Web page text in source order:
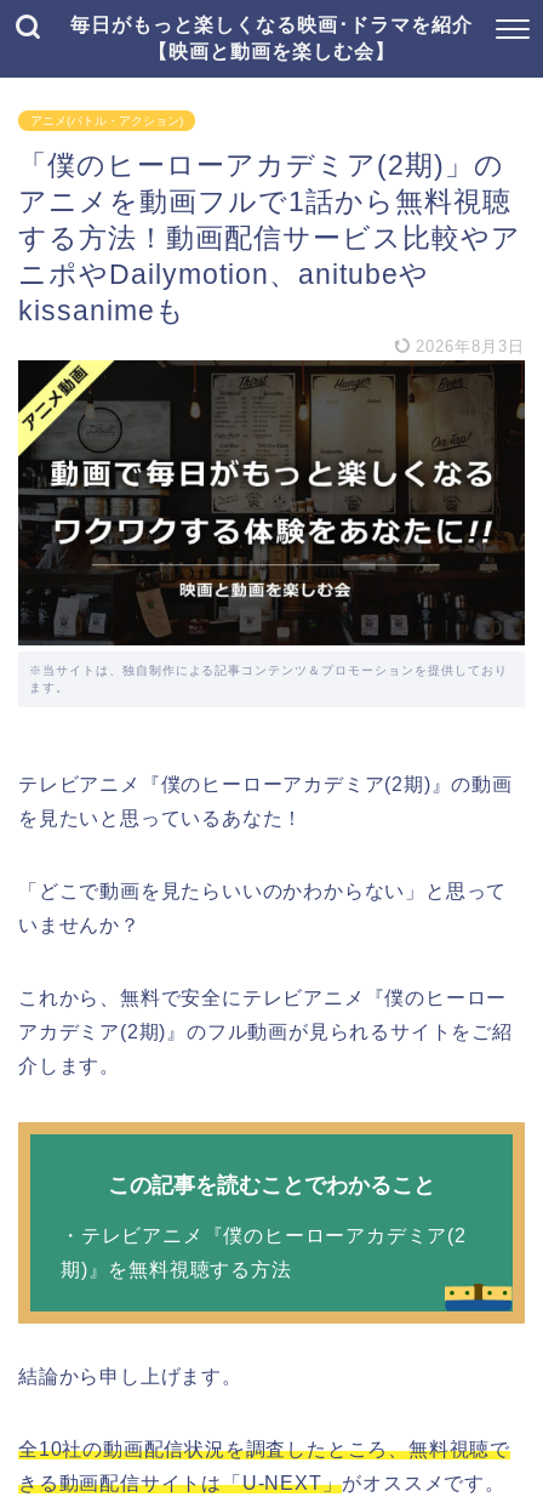
毎日がもっと楽しくなる映画･ドラマを紹介
【映画と動画を楽しむ会】
アニメ(バトル・アクション)
「僕のヒーローアカデミア(2期)」の
アニメを動画フルで1話から無料視聴
する方法！動画配信サービス比較やア
ニポやDailymotion、anitubeや
kissanimeも
2026年8月3日
※当サイトは、独自制作による記事コンテンツ＆プロモーションを提供しており
ます。
テレビアニメ『僕のヒーローアカデミア(2期)』の動画
を見たいと思っているあなた！
「どこで動画を見たらいいのかわからない」と思って
いませんか？
これから、無料で安全にテレビアニメ『僕のヒーロー
アカデミア(2期)』のフル動画が見られるサイトをご紹
介します。
この記事を読むことでわかること
・テレビアニメ『僕のヒーローアカデミア(2
期)』を無料視聴する方法
結論から申し上げます。
全10社の動画配信状況を調査したところ、無料視聴で
きる動画配信サイトは「U-NEXT」がオススメです。